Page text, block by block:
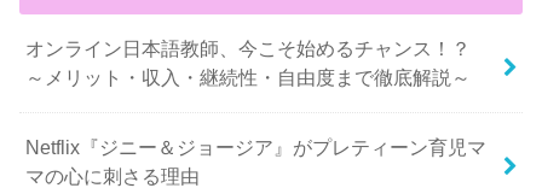
オンライン日本語教師、今こそ始めるチャンス！？
～メリット・収入・継続性・自由度まで徹底解説～
Netflix『ジニー＆ジョージア』がプレティーン育児マ
マの心に刺さる理由